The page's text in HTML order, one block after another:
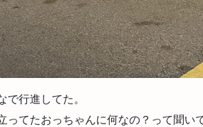
で行進してた。
ってたおっちゃんに何なの？って聞い